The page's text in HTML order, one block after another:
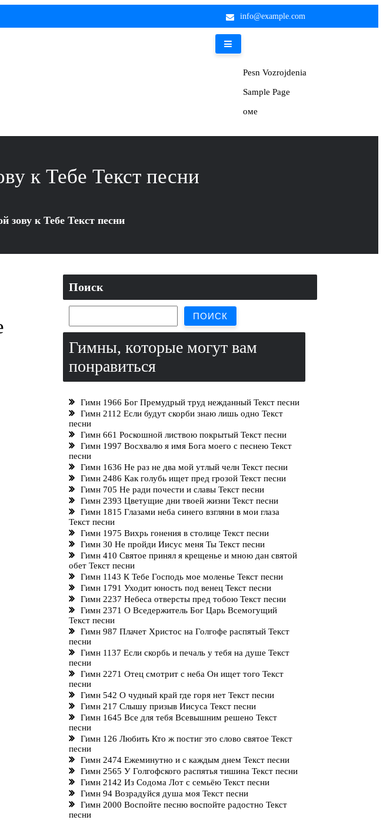
info@example.com
Pesn Vozrojdenia
Sample Page
оме
к Тебе Текст песни
зову к Тебе Текст песни
Поиск
ПОИСК
Гимны, которые могут вам
понравиться
Гимн 1966 Бог Премудрый труд нежданный Текст песни
Гимн 2112 Если будут скорби знаю лишь одно Текст
песни
Гимн 661 Роскошной листвою покрытый Текст песни
Гимн 1997 Восхвалю я имя Бога моего с песнею Текст
песни
Гимн 1636 Не раз не два мой утлый челн Текст песни
Гимн 2486 Как голубь ищет пред грозой Текст песни
Гимн 705 Не ради почести и славы Текст песни
Гимн 2393 Цветущие дни твоей жизни Текст песни
Гимн 1815 Глазами неба синего взгляни в мои глаза
Текст песни
Гимн 1975 Вихрь гонения в столице Текст песни
Гимн 30 Не пройди Иисус меня Ты Текст песни
Гимн 410 Святое принял я крещенье и мною дан святой
обет Текст песни
Гимн 1143 К Тебе Господь мое моленье Текст песни
Гимн 1791 Уходит юность под венец Текст песни
Гимн 2237 Небеса отверсты пред тобою Текст песни
Гимн 2371 О Вседержитель Бог Царь Всемогущий
Текст песни
Гимн 987 Плачет Христос на Голгофе распятый Текст
песни
Гимн 1137 Если скорбь и печаль у тебя на душе Текст
песни
Гимн 2271 Отец смотрит с неба Он ищет того Текст
песни
Гимн 542 О чудный край где горя нет Текст песни
Гимн 217 Слышу призыв Иисуса Текст песни
Гимн 1645 Все для тебя Всевышним решено Текст
песни
Гимн 126 Любить Кто ж постиг это слово святое Текст
песни
Гимн 2474 Ежеминутно и с каждым днем Текст песни
Гимн 2565 У Голгофского распятья тишина Текст песни
Гимн 2142 Из Содома Лот с семьёю Текст песни
Гимн 94 Возрадуйся душа моя Текст песни
Гимн 2000 Воспойте песню воспойте радостно Текст
песни